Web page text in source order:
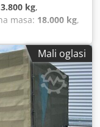
3.800 kg,
masa: 18.000 kg,
zrak, dimenzija
kilometri:1.001
drugo,
Mali oglasi